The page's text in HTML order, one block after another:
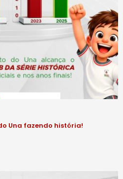
Una fazendo história!